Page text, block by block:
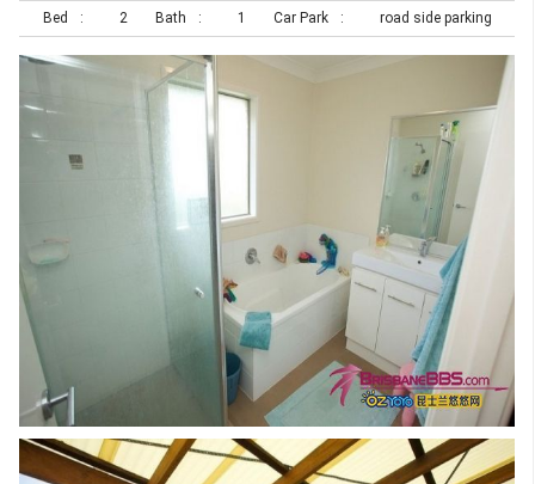
Bed 2 Bath 1 Car Park road side parking